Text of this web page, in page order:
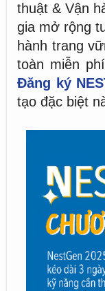
thuật & Vận
gia mở rộng
hành trang
toàn miễn
Đăng ký
tạo đặc biệt